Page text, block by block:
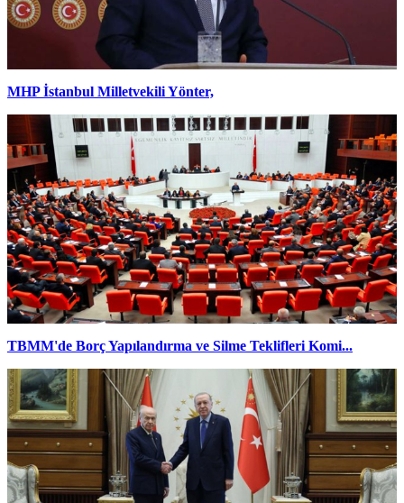
MHP İstanbul Milletvekili Yönter,
TBMM'de Borç Yapılandırma ve Silme Teklifleri Komi...